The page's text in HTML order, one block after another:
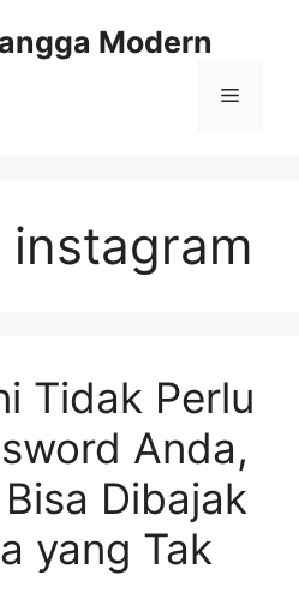
Modern
Menu
Tidak Perlu
Anda,
Dibajak
yang Tak